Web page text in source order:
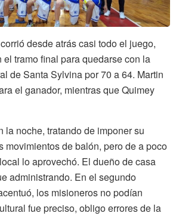
desde atrás casi todo el juego,
el tramo final para quedarse con la
de Santa Sylvina por 70 a 64. Martin
el ganador, mientras que Quimey
la noche, tratando de imponer su
movimientos de balón, pero de a poco
lo aprovechó. El dueño de casa
administrando. En el segundo
los misioneros no podían
fue preciso, obligo errores de la